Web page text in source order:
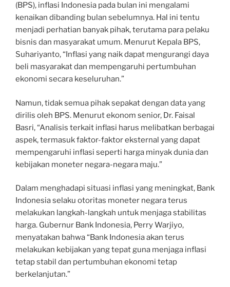
(BPS), inflasi Indonesia pada bulan ini mengalami
kenaikan dibanding bulan sebelumnya. Hal ini tentu
menjadi perhatian banyak pihak, terutama para pelaku
bisnis dan masyarakat umum. Menurut Kepala BPS,
Suhariyanto, “Inflasi yang naik dapat mengurangi daya
beli masyarakat dan mempengaruhi pertumbuhan
ekonomi secara keseluruhan.”
Namun, tidak semua pihak sepakat dengan data yang
dirilis oleh BPS. Menurut ekonom senior, Dr. Faisal
Basri, “Analisis terkait inflasi harus melibatkan berbagai
aspek, termasuk faktor-faktor eksternal yang dapat
mempengaruhi inflasi seperti harga minyak dunia dan
kebijakan moneter negara-negara maju.”
Dalam menghadapi situasi inflasi yang meningkat, Bank
Indonesia selaku otoritas moneter negara terus
melakukan langkah-langkah untuk menjaga stabilitas
harga. Gubernur Bank Indonesia, Perry Warjiyo,
menyatakan bahwa “Bank Indonesia akan terus
melakukan kebijakan yang tepat guna menjaga inflasi
tetap stabil dan pertumbuhan ekonomi tetap
berkelanjutan.”